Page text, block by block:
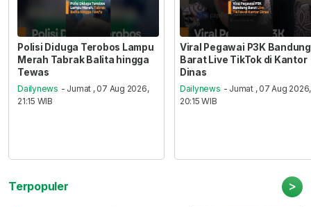
Polisi Diduga Terobos Lampu
Merah Tabrak Balita hingga
Tewas
Dailynews - Jumat , 07 Aug 2026,
21:15 WIB
Viral Pegawai P3K Bandung
Barat Live TikTok di Kantor
Dinas
Dailynews - Jumat , 07 Aug 2026,
20:15 WIB
Terpopuler >